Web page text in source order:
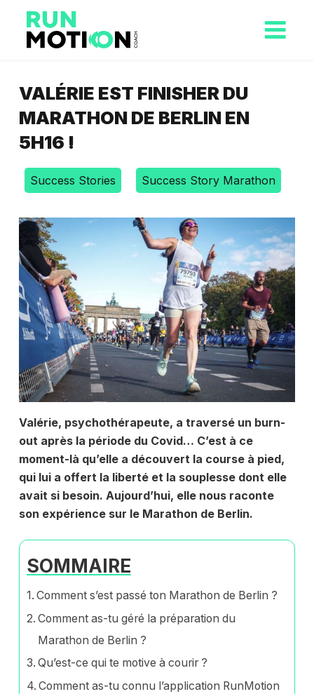
VALÉRIE EST FINISHER DU
MARATHON DE BERLIN EN
5H16 !
Success Stories Success Story Marathon
Valérie, psychothérapeute, a traversé un burn-
out après la période du Covid… C’est à ce
moment-là qu’elle a découvert la course à pied,
qui lui a offert la liberté et la souplesse dont elle
avait si besoin. Aujourd’hui, elle nous raconte
son expérience sur le Marathon de Berlin.
SOMMAIRE
Comment s’est passé ton Marathon de Berlin ?
Comment as-tu géré la préparation du
Marathon de Berlin ?
Qu’est-ce qui te motive à courir ?
Comment as-tu connu l’application RunMotion